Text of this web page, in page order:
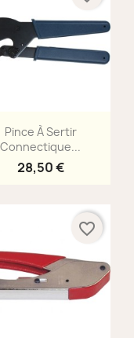
Aperçu rapide
Pince À Sertir
Connectique...
28,50 €
favorite_border